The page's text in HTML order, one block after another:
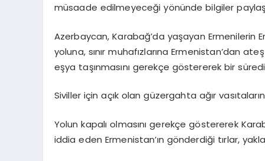
müsaade edilmeyeceği yönünde bilgiler
Azerbaycan, Karabağ’da yaşayan Ermenilerin
yoluna, sınır muhafızlarına Ermenistan’dan
eşya taşınmasını gerekçe göstererek bir
Siviller için açık olan güzergahta ağır
Yolun kapalı olmasını gerekçe göstererek
iddia eden Ermenistan’ın gönderdiği tırlar,